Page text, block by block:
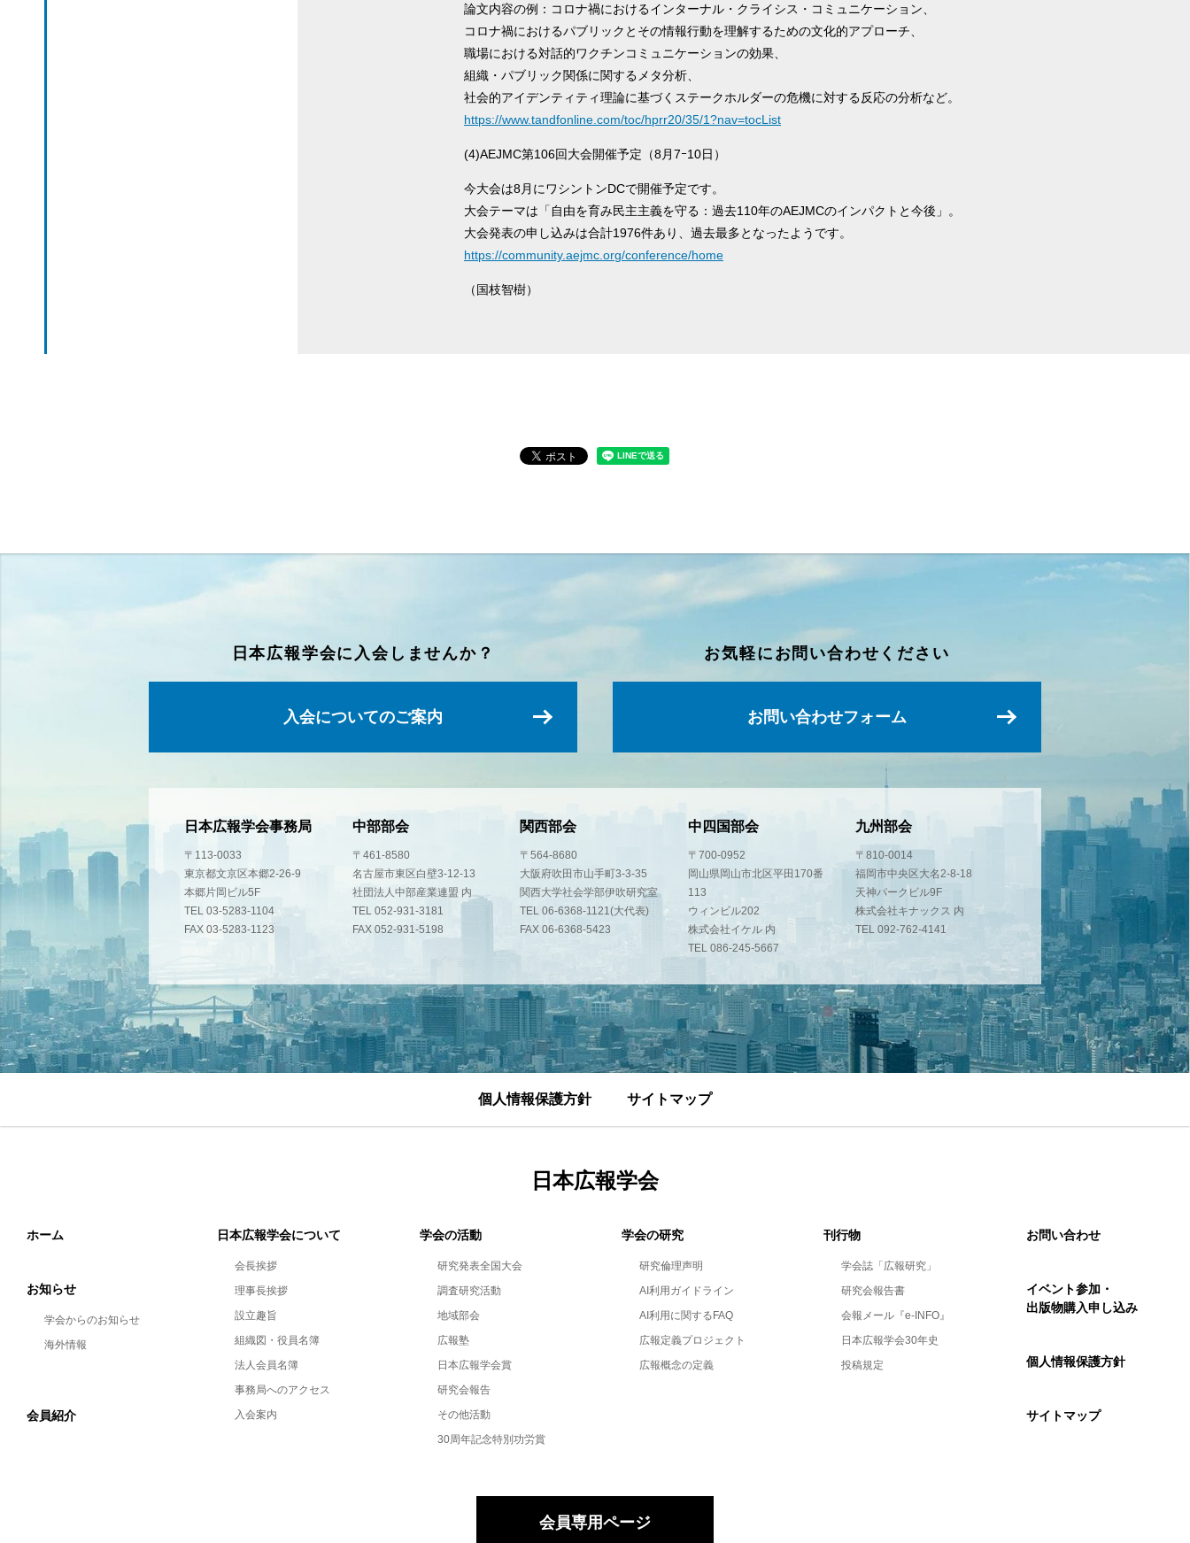
論文内容の例：コロナ禍におけるインターナル・クライシス・コミュニケーション、
コロナ禍におけるパブリックとその情報行動を理解するための文化的アプローチ、
職場における対話的ワクチンコミュニケーションの効果、
組織・パブリック関係に関するメタ分析、
社会的アイデンティティ理論に基づくステークホルダーの危機に対する反応の分析など。
https://www.tandfonline.com/toc/hprr20/35/1?nav=tocList
(4)AEJMC第106回大会開催予定（8月7ｰ10日）
今大会は8月にワシントンDCで開催予定です。
大会テーマは「自由を育み民主主義を守る：過去110年のAEJMCのインパクトと今後」。
大会発表の申し込みは合計1976件あり、過去最多となったようです。
https://community.aejmc.org/conference/home
（国枝智樹）
日本広報学会に入会しませんか？
入会についてのご案内
お気軽にお問い合わせください
お問い合わせフォーム
日本広報学会事務局
〒113-0033
東京都文京区本郷2-26-9
本郷片岡ビル5F
TEL 03-5283-1104
FAX 03-5283-1123
中部部会
〒461-8580
名古屋市東区白壁3-12-13
社団法人中部産業連盟 内
TEL 052-931-3181
FAX 052-931-5198
関西部会
〒564-8680
大阪府吹田市山手町3-3-35
関西大学社会学部伊吹研究室
TEL 06-6368-1121(大代表)
FAX 06-6368-5423
中四国部会
〒700-0952
岡山県岡山市北区平田170番
113
ウィンビル202
株式会社イケル 内
TEL 086-245-5667
九州部会
〒810-0014
福岡市中央区大名2-8-18
天神パークビル9F
株式会社キナックス 内
TEL 092-762-4141
個人情報保護方針 サイトマップ
日本広報学会
ホーム 日本広報学会について
会長挨拶
理事長挨拶
設立趣旨
組織図・役員名簿
法人会員名簿
事務局へのアクセス
入会案内
学会の活動
研究発表全国大会
調査研究活動
地域部会
広報塾
日本広報学会賞
研究会報告
その他活動
30周年記念特別功労賞
学会の研究
研究倫理声明
AI利用ガイドライン
AI利用に関するFAQ
広報定義プロジェクト
広報概念の定義
刊行物
学会誌「広報研究」
研究会報告書
会報メール『e-INFO』
日本広報学会30年史
投稿規定
お知らせ
学会からのお知らせ
海外情報
会員紹介
お問い合わせ
イベント参加・
出版物購入申し込み
個人情報保護方針
サイトマップ
会員専用ページ